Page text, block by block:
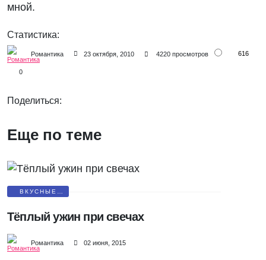
мной.
Статистика:
Романтика 23 октября, 2010 4220 просмотров 616
0
Поделиться:
Еще по теме
ВКУСНЫЕ
Тёплый ужин при свечах
Романтика 02 июня, 2015